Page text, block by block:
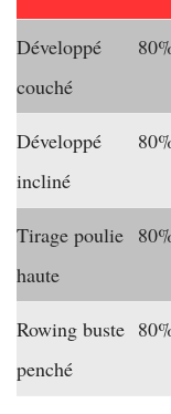
Développé
couché
Développé
incliné
Tirage poulie
haute
Rowing buste
penché